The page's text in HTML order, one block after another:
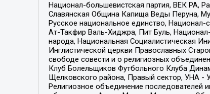
Национал-большевистская партия, ВЕК РА,
Славянская Община Капища Веды Перуна,
Русское национальное единство,
Ат-Такфир Валь-Хиджра, Пит Буль,
народа, Национальная Социалистическая
Инглистической церкви Православных
свободе совести и о религиозных
Клуб Болельщиков Футбольного Клуба
Щелковского района, Правый сектор, УНА -
Религиозное объединение последователей